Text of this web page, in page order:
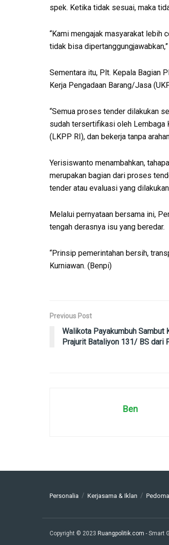
spek. Ketika tidak sesuai, maka
“Kami mengajak masyarakat lebih
tidak bisa
Sementara itu, Plt. Kepala Bagian
Kerja Pengadaan Barang/Jasa
“Semua proses tender dilakukan
sudah tersertifikasi oleh Lembaga
(LKPP RI), dan bekerja tanpa
Yerisiswanto menambahkan,
merupakan bagian dari proses
tender atau evaluasi yang
Melalui pernyataan bersama ini,
tengah derasnya isu yang beredar.
“Prinsip pemerintahan bersih,
Kurniawan. (Benpi)
Previous Post
Walikota Payakumbuh Sambut
Prajurit Bataliyon 131/ BS dari
Ben
Personalia Kerjasama & Iklan
Copyright © 2023 Ruangpolitik.com - Smart